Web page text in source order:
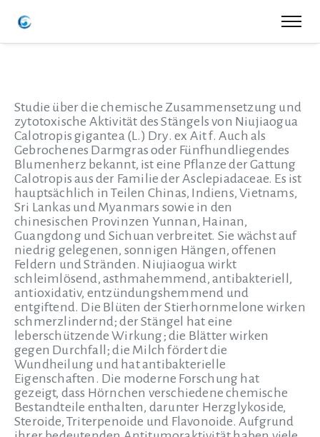
Studie über die chemische Zusammensetzung und
zytotoxische Aktivität des Stängels von Niujiaogua
Calotropis gigantea (L.) Dry. ex Ait f. Auch als
Gebrochenes Darmgras oder Fünfhundliegendes
Blumenherz bekannt, ist eine Pflanze der Gattung
Calotropis aus der Familie der Asclepiadaceae. Es ist
hauptsächlich in Teilen Chinas, Indiens, Vietnams,
Sri Lankas und Myanmars sowie in den
chinesischen Provinzen Yunnan, Hainan,
Guangdong und Sichuan verbreitet. Sie wächst auf
niedrig gelegenen, sonnigen Hängen, offenen
Feldern und Stränden. Niujiaogua wirkt
schleimlösend, asthmahemmend, antibakteriell,
antioxidativ, entzündungshemmend und
entgiftend. Die Blüten der Stierhornmelone wirken
schmerzlindernd; der Stängel hat eine
leberschützende Wirkung; die Blätter wirken
gegen Durchfall; die Milch fördert die
Wundheilung und hat antibakterielle
Eigenschaften. Die moderne Forschung hat
gezeigt, dass Hörnchen verschiedene chemische
Bestandteile enthalten, darunter Herzglykoside,
Steroide, Triterpenoide und Flavonoide. Aufgrund